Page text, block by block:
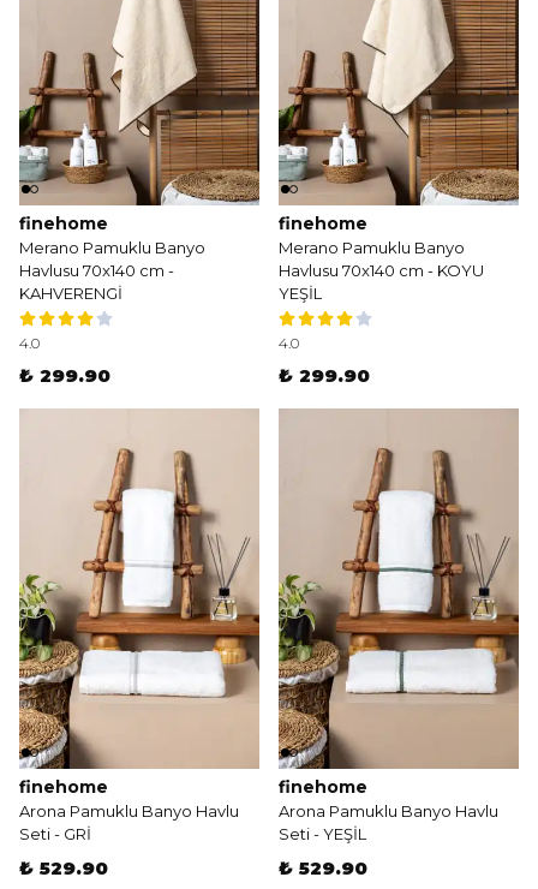
finehome
Merano Pamuklu Banyo
Havlusu 70x140 cm -
KAHVERENGİ
4.0
₺ 299.90
finehome
Merano Pamuklu Banyo
Havlusu 70x140 cm - KOYU
YEŞİL
4.0
₺ 299.90
finehome
Arona Pamuklu Banyo Havlu
Seti - GRİ
₺ 529.90
finehome
Arona Pamuklu Banyo Havlu
Seti - YEŞİL
₺ 529.90